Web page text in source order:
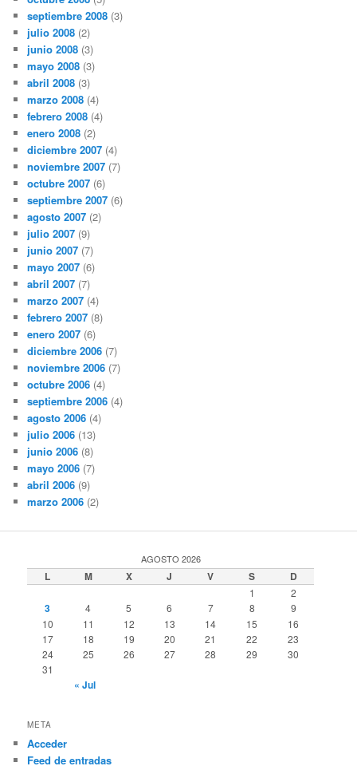
septiembre 2008 (3)
julio 2008 (2)
junio 2008 (3)
mayo 2008 (3)
abril 2008 (3)
marzo 2008 (4)
febrero 2008 (4)
enero 2008 (2)
diciembre 2007 (4)
noviembre 2007 (7)
octubre 2007 (6)
septiembre 2007 (6)
agosto 2007 (2)
julio 2007 (9)
junio 2007 (7)
mayo 2007 (6)
abril 2007 (7)
marzo 2007 (4)
febrero 2007 (8)
enero 2007 (6)
diciembre 2006 (7)
noviembre 2006 (7)
octubre 2006 (4)
septiembre 2006 (4)
agosto 2006 (4)
julio 2006 (13)
junio 2006 (8)
mayo 2006 (7)
abril 2006 (9)
marzo 2006 (2)
AGOSTO 2026
L M X J V S D
1 2
3 4 5 6 7 8
9
10
11 12 13 14 15
16
17
18 19 20 21 22
23
24
25 26 27 28 29
30
31
« Jul
META
Acceder
Feed de entradas